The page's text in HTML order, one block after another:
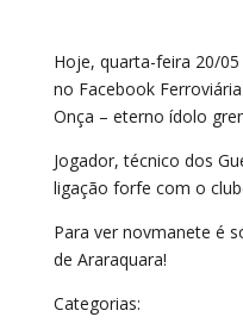
Hoje, quarta-feira 20/
no Facebook
Onça – eterno ídolo
Jogador, técnico dos
ligação forfe com o
Para ver novmanete é
de Araraquara!
Categorias: